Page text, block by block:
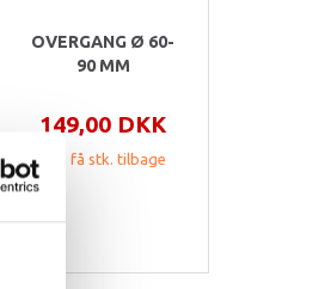
OVERGANG Ø 60-
90 MM
149,00 DKK
Kun få stk. tilbage